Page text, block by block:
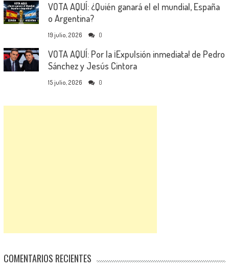
VOTA AQUÍ: ¿Quién ganará el el mundial, España
o Argentina?
19 julio, 2026 0
VOTA AQUÍ: Por la ¡Expulsión inmediata! de Pedro
Sánchez y Jesús Cintora
15 julio, 2026 0
COMENTARIOS RECIENTES